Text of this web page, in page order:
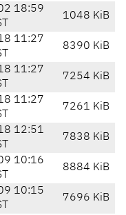
18:59
1048 KiB
11:27
8390 KiB
11:27
7254 KiB
11:27
7261 KiB
12:51
7838 KiB
10:16
8884 KiB
10:15
7696 KiB